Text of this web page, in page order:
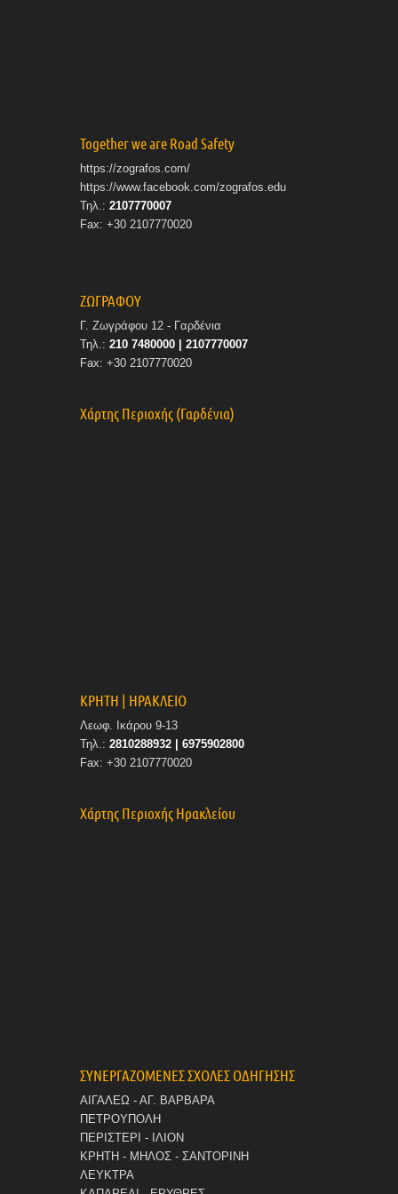
Together we are Road Safety
https://zografos.com/
https://www.facebook.com/zografos.edu
Τηλ.: 2107770007
Fax: +30 2107770020
ΖΩΓΡΑΦΟΥ
Γ. Ζωγράφου 12 - Γαρδένια
Τηλ.: 210 7480000 | 2107770007
Fax: +30 2107770020
Χάρτης Περιοχής (Γαρδένια)
ΚΡΗΤΗ | ΗΡΑΚΛΕΙΟ
Λεωφ. Ικάρου 9-13
Τηλ.: 2810288932 | 6975902800
Fax: +30 2107770020
Χάρτης Περιοχής Ηρακλείου
ΣΥΝΕΡΓΑΖΟΜΕΝΕΣ ΣΧΟΛΕΣ ΟΔΗΓΗΣΗΣ
ΑΙΓΑΛΕΩ - ΑΓ. ΒΑΡΒΑΡΑ
ΠΕΤΡΟΥΠΟΛΗ
ΠΕΡΙΣΤΕΡΙ - ΙΛΙΟΝ
ΚΡΗΤΗ - ΜΗΛΟΣ - ΣΑΝΤΟΡΙΝΗ
ΛΕΥΚΤΡΑ